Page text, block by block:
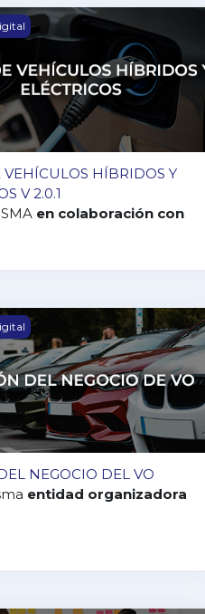
HÍBRIDOS Y
VEHÍCULOS HÍBRIDOS Y
V 2.0.1
en colaboración con
NEGOCIO DEL VO
NEGOCIO DEL VO
entidad organizadora